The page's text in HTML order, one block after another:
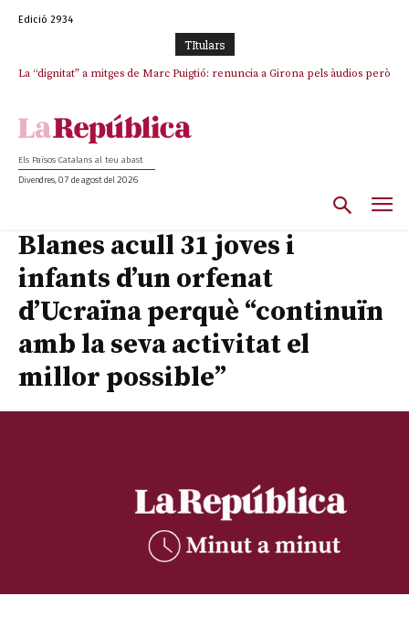
Edició 2934
TItulars
La “dignitat” a mitges de Marc Puigtió: renuncia a Girona pels àudios però
Els Països Catalans al teu abast
Divendres, 07 de agost del 2026
Blanes acull 31 joves i
infants d’un orfenat
d’Ucraïna perquè “continuïn
amb la seva activitat el
millor possible”